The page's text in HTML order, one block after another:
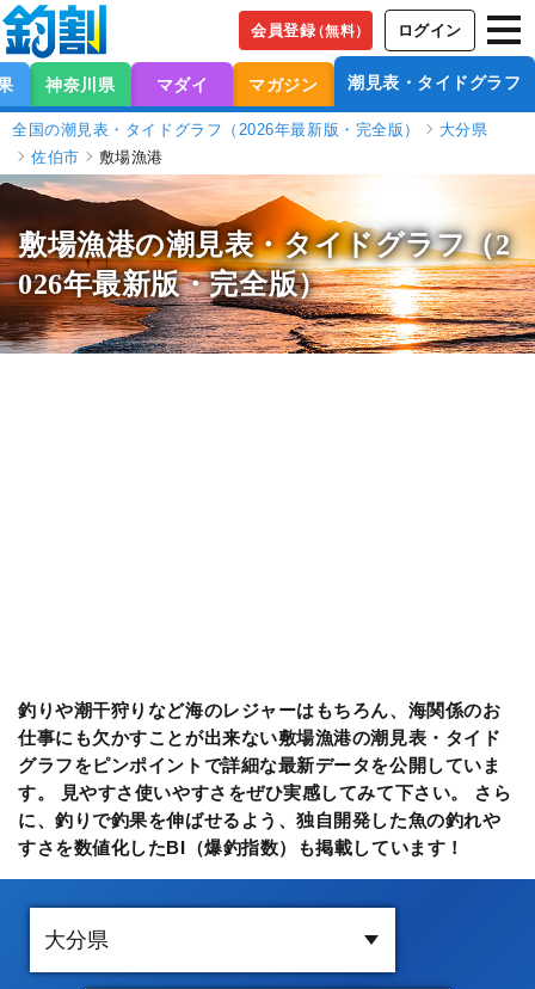
会員登録（無料） ログイン
神奈川県 マダイ マガジン 潮見表・タイドグラフ
全国の潮見表・タイドグラフ（2026年最新版・完全版）
大分県
佐伯市
敷場漁港
敷場漁港の潮見表・タイドグラフ（2
026年最新版・完全版）
釣りや潮干狩りなど海のレジャーはもちろん、海関係のお
仕事にも欠かすことが出来ない敷場漁港の潮見表・タイド
グラフをピンポイントで詳細な最新データを公開していま
す。 見やすさ使いやすさをぜひ実感してみて下さい。 さら
に、釣りで釣果を伸ばせるよう、独自開発した魚の釣れや
すさを数値化したBI（爆釣指数）も掲載しています！